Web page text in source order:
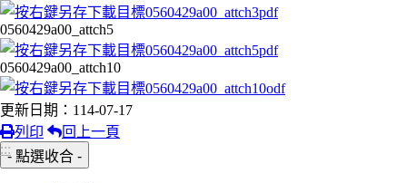
0560429a00_attch5
0560429a00_attch10
更新日期：114-07-17
列印
回上一頁
:::- 點選收合 -